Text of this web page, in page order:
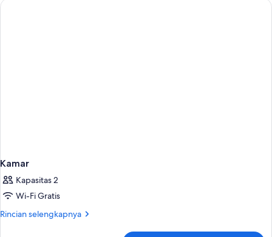
Kamar
Kapasitas 2
Wi-Fi Gratis
Rincian selengkapnya
Rincian